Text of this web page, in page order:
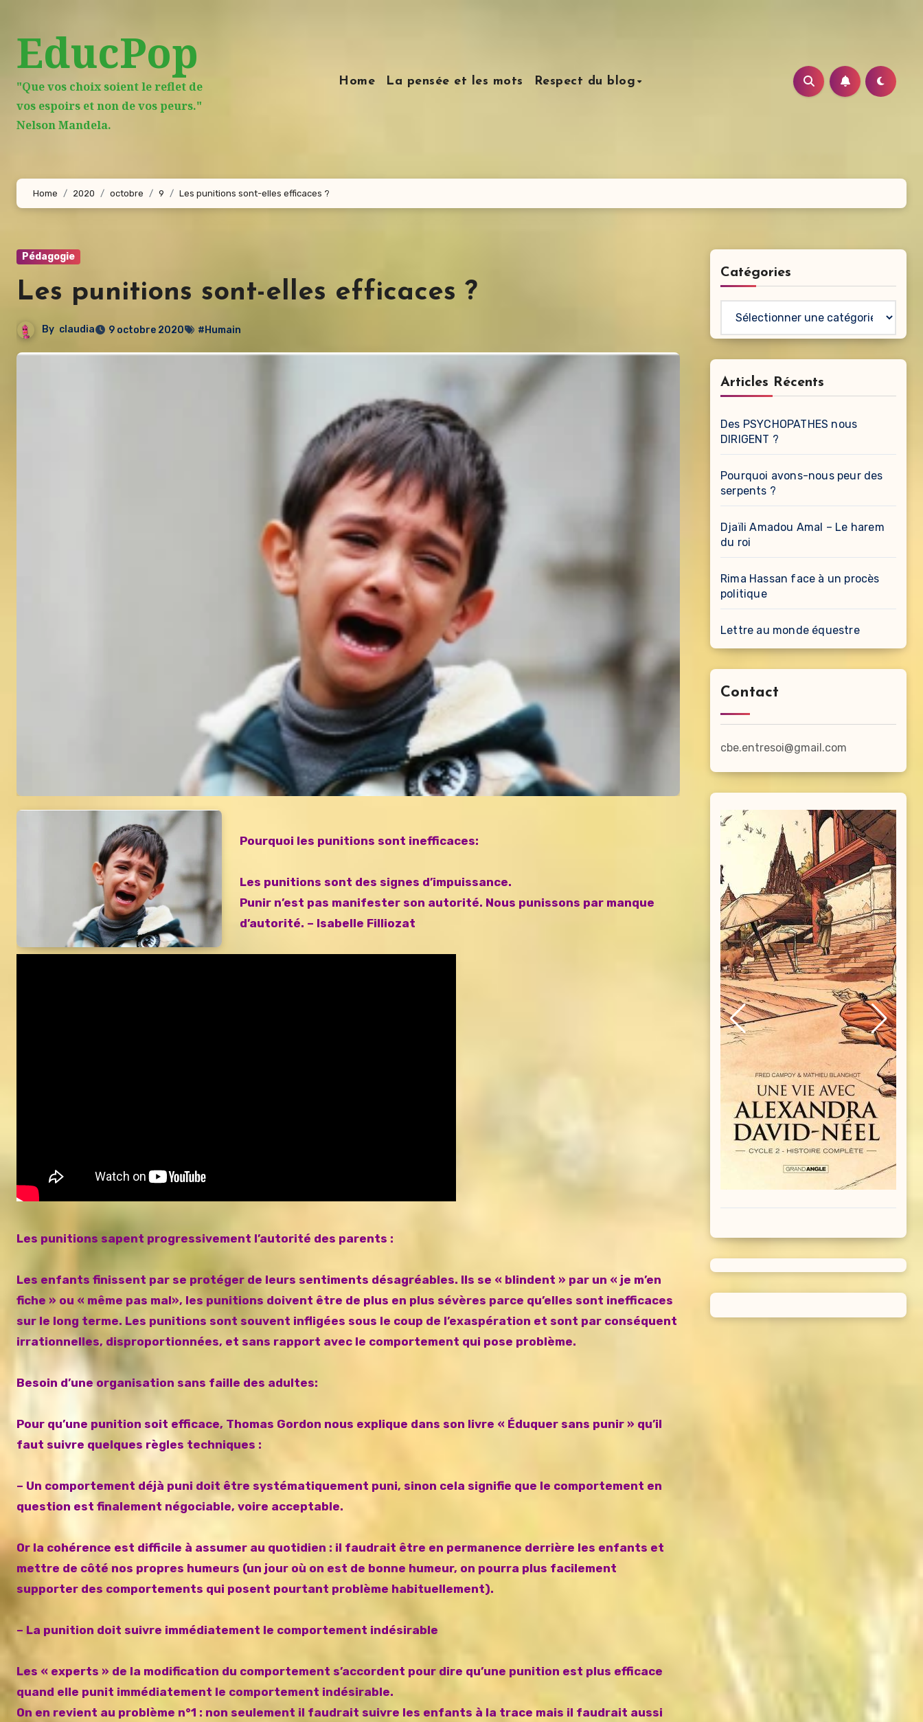
contenu
principal
EducPop
"Que vos choix soient le reflet de
vos espoirs et non de vos peurs."
Nelson Mandela.
Home La pensée et les mots Respect du blog
Home 2020 octobre 9 Les punitions sont-elles efficaces ?
Pédagogie
Les punitions sont-elles efficaces ?
By claudia 9 octobre 2020 #Humain
Pourquoi les punitions sont inefficaces:
Les punitions sont des signes d’impuissance.
Punir n’est pas manifester son autorité. Nous punissons par manque
d’autorité. – Isabelle Filliozat
Les punitions sapent progressivement l’autorité des parents :
Les enfants finissent par se protéger de leurs sentiments désagréables. Ils se « blindent » par un « je m’en
fiche » ou « même pas mal», les punitions doivent être de plus en plus sévères parce qu’elles sont inefficaces
sur le long terme. Les punitions sont souvent infligées sous le coup de l’exaspération et sont par conséquent
irrationnelles, disproportionnées, et sans rapport avec le comportement qui pose problème.
Besoin d’une organisation sans faille des adultes:
Pour qu’une punition soit efficace, Thomas Gordon nous explique dans son livre « Éduquer sans punir » qu’il
faut suivre quelques règles techniques :
– Un comportement déjà puni doit être systématiquement puni, sinon cela signifie que le comportement en
question est finalement négociable, voire acceptable.
Or la cohérence est difficile à assumer au quotidien : il faudrait être en permanence derrière les enfants et
mettre de côté nos propres humeurs (un jour où on est de bonne humeur, on pourra plus facilement
supporter des comportements qui posent pourtant problème habituellement).
– La punition doit suivre immédiatement le comportement indésirable
Les « experts » de la modification du comportement s’accordent pour dire qu’une punition est plus efficace
quand elle punit immédiatement le comportement indésirable.
On en revient au problème n°1 : non seulement il faudrait suivre les enfants à la trace mais il faudrait aussi
Catégories
Articles Récents
Des PSYCHOPATHES nous
DIRIGENT ?
Pourquoi avons-nous peur des
serpents ?
Djaïli Amadou Amal – Le harem
du roi
Rima Hassan face à un procès
politique
Lettre au monde équestre
Contact
cbe.entresoi@gmail.com